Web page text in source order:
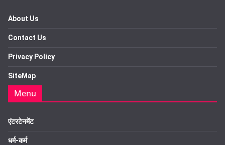
About Us
Contact Us
Privacy Policy
SiteMap
Menu
एंटरटेनमेंट
धर्म-कर्म